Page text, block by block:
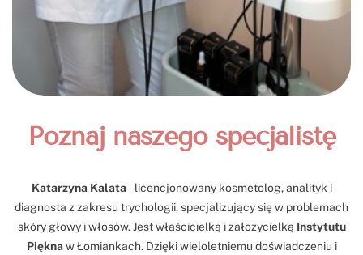
Poznaj naszego specjalistę
Katarzyna Kalata– licencjonowany kosmetolog, analityk i
diagnosta z zakresu trychologii, specjalizujący się w problemach
skóry głowy i włosów. Jest właścicielką i założycielką Instytutu
Pięknaw Łomiankach. Dzięki wieloletniemu doświadczeniu i